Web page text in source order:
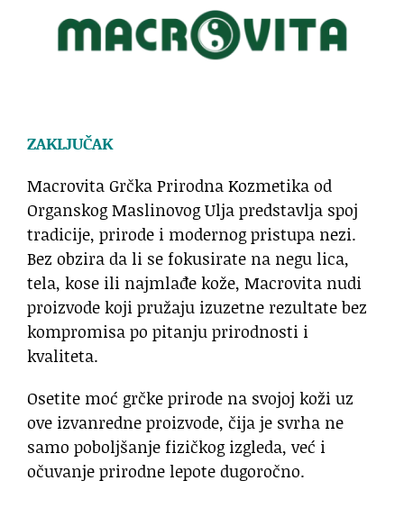
ZAKLJUČAK
Macrovita Grčka Prirodna Kozmetika od
Organskog Maslinovog Ulja predstavlja spoj
tradicije, prirode i modernog pristupa nezi.
Bez obzira da li se fokusirate na negu lica,
tela, kose ili najmlađe kože, Macrovita nudi
proizvode koji pružaju izuzetne rezultate bez
kompromisa po pitanju prirodnosti i
kvaliteta.
Osetite moć grčke prirode na svojoj koži uz
ove izvanredne proizvode, čija je svrha ne
samo poboljšanje fizičkog izgleda, već i
očuvanje prirodne lepote dugoročno.